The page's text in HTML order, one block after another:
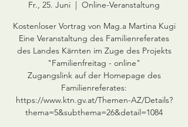
Fr., 25. Juni
  |
Online-Veranstaltung
Kostenloser Vortrag von Mag.a Martina Kugi
Eine Veranstaltung des Familienreferates
des Landes Kärnten im Zuge des Projekts
"Familienfreitag - online"
Zugangslink auf der Homepage des
Familienreferates:
https://www.ktn.gv.at/Themen-AZ/Details?
thema=5&subthema=26&detail=1084